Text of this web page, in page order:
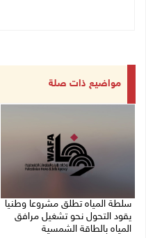
مواضيع ذات صلة
سلطة المياه تطلق مشروعا وطنيا
يقود التحول نحو تشغيل مرافق
المياه بالطاقة الشمسية